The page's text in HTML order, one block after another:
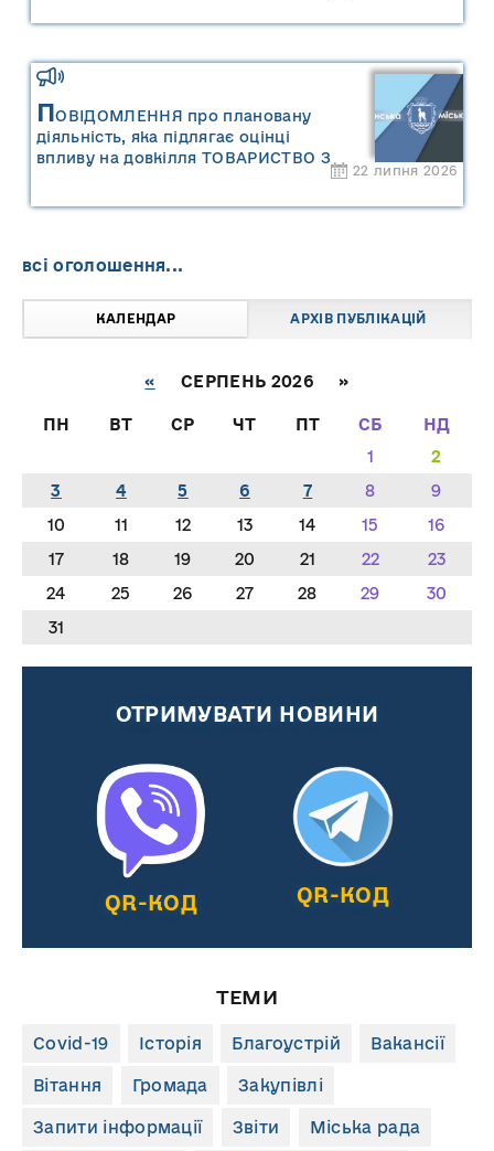
ПОВІДОМЛЕННЯ про плановану
діяльність, яка підлягає оцінці
впливу на довкілля ТОВАРИСТВО З
22 липня 2026
всі оголошення...
КАЛЕНДАР АРХІВ ПУБЛІКАЦІЙ
« СЕРПЕНЬ 2026 »
ПН ВТ СР ЧТ ПТ СБ
НД
1
2
3
4 5 6 7 8
9
10
11 12 13 14 15
16
17
18 19 20 21 22
23
24
25 26 27 28 29
30
31
ОТРИМУВАТИ НОВИНИ
QR-КОД QR-КОД
ТЕМИ
Covid-19 Історія Благоустрій Вакансії
Вітання Громада Закупівлі
Запити інформації Звіти Міська рада